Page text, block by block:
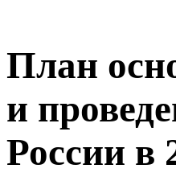
План
и
России в